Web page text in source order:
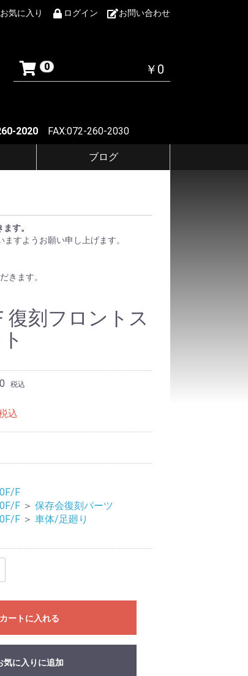
お気に入り ログイン お問い合わせ
0 ￥0
2020 FAX:072-260-2030
ブログ
す。
すようお願い申し上げます。
きます。
復刻フロントス
税込
込
F
F ＞ 保存会復刻パーツ
F ＞ 車体/足廻り
カートに入れる
気に入りに追加